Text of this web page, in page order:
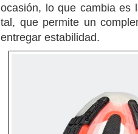
ocasión, lo que cambia es
tal, que permite un
entregar estabilidad.